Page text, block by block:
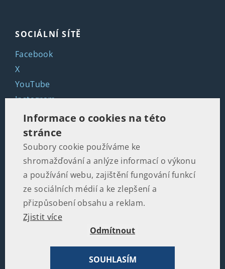
SOCIÁLNÍ SÍTĚ
Facebook
X
YouTube
Instagram
LinkedIn
KONTAKTY
Martinská 2, 110 00 Praha 1
+420 602 502 674
office@politikaspolecnost.cz
Institut pro politiku a společnost
Informace o cookies na této
stránce
Soubory cookie používáme ke
shromažďování a anlýze informací o výkonu
a používání webu, zajištění fungování funkcí
ze sociálních médií a ke zlepšení a
přizpůsobení obsahu a reklam.
Zjistit více
Odmítnout
SOUHLASÍM